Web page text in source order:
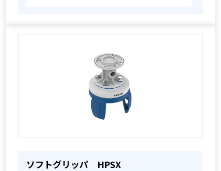
ソフトグリッパ HPSX